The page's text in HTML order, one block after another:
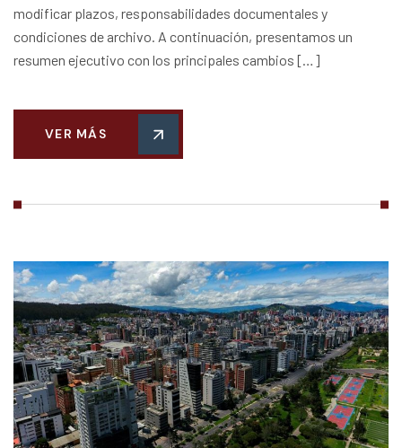
modificar plazos, responsabilidades documentales y
condiciones de archivo. A continuación, presentamos un
resumen ejecutivo con los principales cambios […]
VER MÁS